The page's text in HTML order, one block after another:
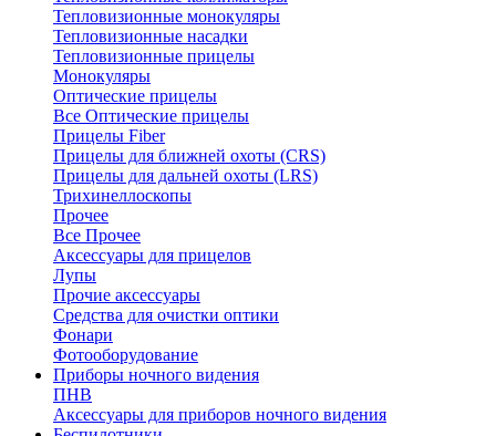
Тепловизионные монокуляры
Тепловизионные насадки
Тепловизионные прицелы
Монокуляры
Оптические прицелы
Все Оптические прицелы
Прицелы Fiber
Прицелы для ближней охоты (CRS)
Прицелы для дальней охоты (LRS)
Трихинеллоскопы
Прочее
Все Прочее
Аксессуары для прицелов
Лупы
Прочие аксессуары
Средства для очистки оптики
Фонари
Фотооборудование
Приборы ночного видения
ПНВ
Аксессуары для приборов ночного видения